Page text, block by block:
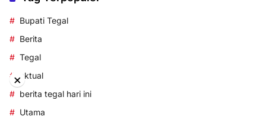
Bupati Tegal
Berita
Tegal
aktual
berita tegal hari ini
Utama
×